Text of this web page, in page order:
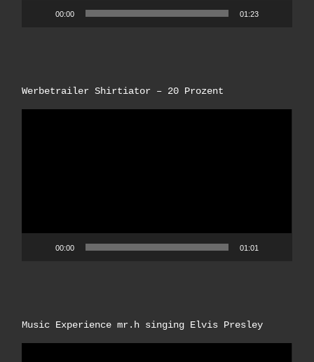
00:00 01:23
Werbetrailer Shirtiator – 20 Prozent
00:00 01:01
Music Experience mr.h singing Elvis Presley